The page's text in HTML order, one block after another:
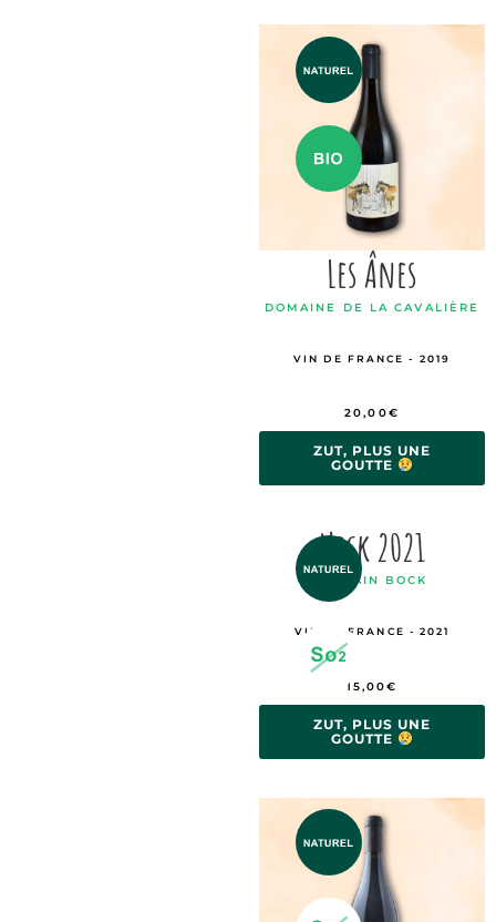
Les Ânes
DOMAINE DE LA CAVALIÈRE
VIN DE FRANCE - 2019
20,00€
ZUT, PLUS UNE
GOUTTE
Neck 2021
SYLVAIN BOCK
VIN DE FRANCE - 2021
15,00€
ZUT, PLUS UNE
GOUTTE